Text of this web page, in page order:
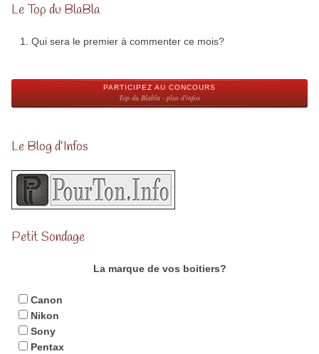
Le Top du BlaBla
Qui sera le premier à commenter ce mois?
PARTICIPEZ AU CONCOURS
Top du Blabla - plus d'infos
Le Blog d’Infos
Petit Sondage
La marque de vos boitiers?
Canon
Nikon
Sony
Pentax